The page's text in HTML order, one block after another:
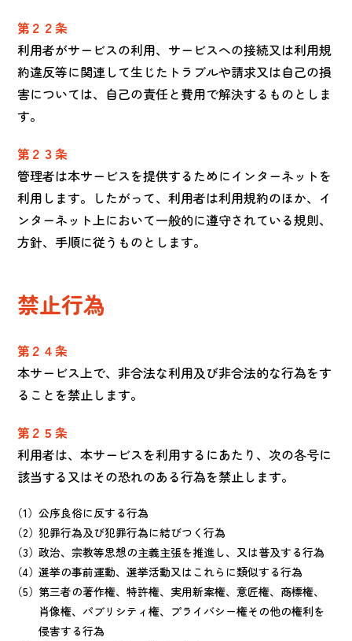
第２２条
利用者がサービスの利用、サービスへの接続又は利用規
約違反等に関連して生じたトラブルや請求又は自己の損
害については、自己の責任と費用で解決するものとしま
す。
第２３条
管理者は本サービスを提供するためにインターネットを
利用します。したがって、利用者は利用規約のほか、イ
ンターネット上において一般的に遵守されている規則、
方針、手順に従うものとします。
禁止行為
第２４条
本サービス上で、非合法な利用及び非合法的な行為をす
ることを禁止します。
第２５条
利用者は、本サービスを利用するにあたり、次の各号に
該当する又はその恐れのある行為を禁止します。
公序良俗に反する行為
犯罪行為及び犯罪行為に結びつく行為
政治、宗教等思想の主義主張を推進し、又は普及する行為
選挙の事前運動、選挙活動又はこれらに類似する行為
第三者の著作権、特許権、実用新案権、意匠権、商標権、
肖像権、パブリシティ権、プライバシー権その他の権利を
侵害する行為